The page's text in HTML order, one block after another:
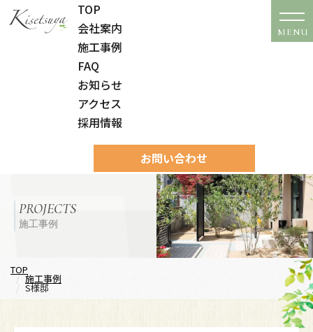
TOP
会社案内
施工事例
FAQ
お知らせ
アクセス
採用情報
お問い合わせ
MENU
PROJECTS
施工事例
TOP
施工事例
S様邸